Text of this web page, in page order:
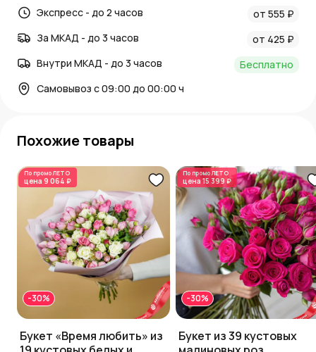
Экспресс - до 2 часов
от 555 ₽
За МКАД - до 3 часов
от 425 ₽
Внутри МКАД - до 3 часов
Бесплатно
Самовывоз с 09:00 до 00:00 ч
Похожие товары
По промоЛЕТО
цена 9 064 ₽
-30%
Букет «Время любить» из
По промоЛЕТО
цена 15 399 ₽
-30%
Букет из 39 кустовых